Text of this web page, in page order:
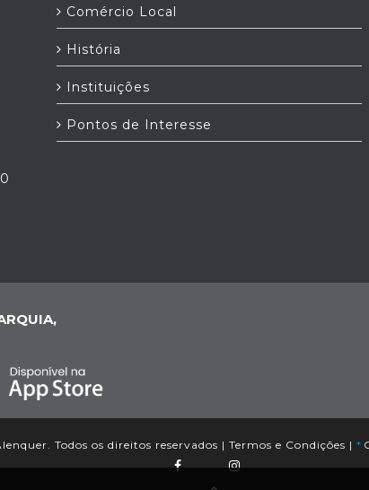
Comércio Local
História
Instituições
Pontos de Interesse
Todos os direitos reservados | Termos e Condições | *